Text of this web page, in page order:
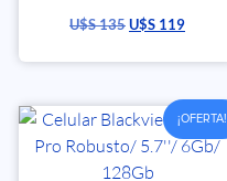
U$S135U$S 119
¡OFERTA!